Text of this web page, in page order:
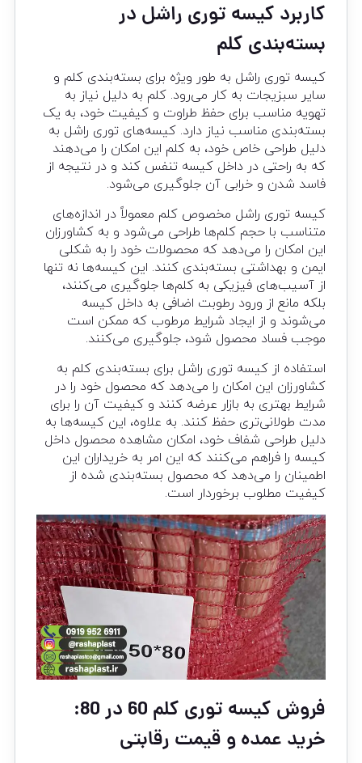
کاربرد کیسه توری راشل در
بسته‌بندی کلم
کیسه توری راشل به طور ویژه برای بسته‌بندی کلم و
سایر سبزیجات به کار می‌رود. کلم به دلیل نیاز به
تهویه مناسب برای حفظ طراوت و کیفیت خود، به یک
بسته‌بندی مناسب نیاز دارد. کیسه‌های توری راشل به
دلیل طراحی خاص خود، به کلم این امکان را می‌دهند
که به راحتی در داخل کیسه تنفس کند و در نتیجه از
فاسد شدن و خرابی آن جلوگیری می‌شود.
کیسه توری راشل مخصوص کلم معمولاً در اندازه‌های
متناسب با حجم کلم‌ها طراحی می‌شود و به کشاورزان
این امکان را می‌دهد که محصولات خود را به شکلی
ایمن و بهداشتی بسته‌بندی کنند. این کیسه‌ها نه تنها
از آسیب‌های فیزیکی به کلم‌ها جلوگیری می‌کنند،
بلکه مانع از ورود رطوبت اضافی به داخل کیسه
می‌شوند و از ایجاد شرایط مرطوب که ممکن است
موجب فساد محصول شود، جلوگیری می‌کنند.
استفاده از کیسه توری راشل برای بسته‌بندی کلم به
کشاورزان این امکان را می‌دهد که محصول خود را در
شرایط بهتری به بازار عرضه کنند و کیفیت آن را برای
مدت طولانی‌تری حفظ کنند. به علاوه، این کیسه‌ها به
دلیل طراحی شفاف خود، امکان مشاهده محصول داخل
کیسه را فراهم می‌کنند که این امر به خریداران این
اطمینان را می‌دهد که محصول بسته‌بندی شده از
کیفیت مطلوب برخوردار است.
فروش کیسه توری کلم 60 در 80:
خرید عمده و قیمت رقابتی